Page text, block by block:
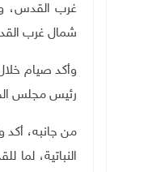
غرب القدس،
شمال غرب
وأكد صيام
رئيس مجلس
من جانبه، أكد
النباتية،